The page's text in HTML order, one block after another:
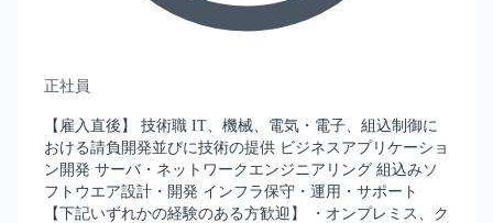
正社員
【雇入直後】 技術職 IT、機械、電気・電子、組込制御に
おける請負開発並びに技術の提供 ビジネスアプリケーショ
ン開発 サーバ・ネットワークエンジニアリング 組込みソ
フトウエア設計・開発 インフラ保守・運用・サポート
【下記いずれかの経験のある方歓迎】 ・オンプレミス、ク